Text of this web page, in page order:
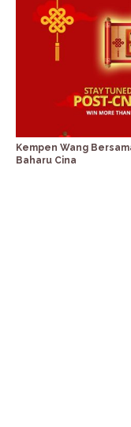
Kempen Wang
Baharu Cina